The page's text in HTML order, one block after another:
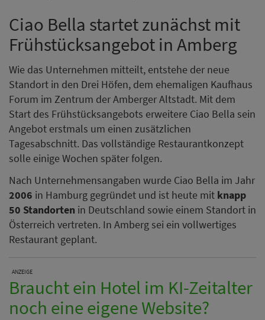
Ciao Bella startet zunächst mit
Frühstücksangebot in Amberg
Wie das Unternehmen mitteilt, entstehe der neue
Standort in den Drei Höfen, dem ehemaligen Kaufhaus
Forum im Zentrum der Amberger Altstadt. Mit dem
Start des Frühstücksangebots erweitere Ciao Bella sein
Angebot erstmals um einen zusätzlichen
Tagesabschnitt. Das vollständige Restaurantkonzept
solle einige Wochen später folgen.
Nach Unternehmensangaben wurde Ciao Bella im Jahr
2006 in Hamburg gegründet und ist heute mit knapp
50 Standorten in Deutschland sowie einem Standort in
Österreich vertreten. In Amberg sei ein vollwertiges
Restaurant geplant.
ANZEIGE
Braucht ein Hotel im KI-Zeitalter
noch eine eigene Website?